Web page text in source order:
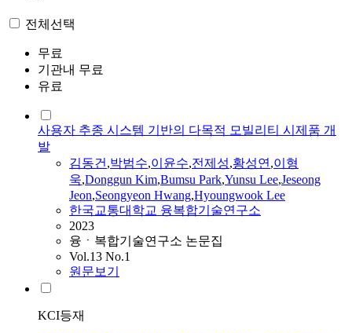
전체선택
무료
기관내 무료
유료
사용자 추종 시스템 기반의 다목적 모빌리티 시제품 개
발
김동건,박범수,이윤수,전제성,황성연,이형
욱,Donggun Kim,Bumsu Park,Yunsu Lee,Jeseong
Jeon,Seongyeon Hwang,Hyoungwook Lee
한국교통대학교 융복합기술연구소
2023
융ㆍ복합기술연구소 논문집
Vol.13 No.1
원문보기
KCI등재